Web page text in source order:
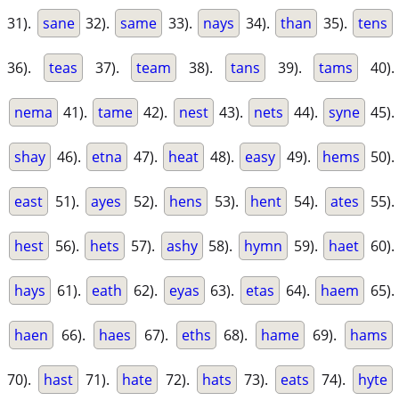
31). sane 32). same 33). nays 34). than 35). tens
36). teas 37). team 38). tans 39). tams 40).
nema 41). tame 42). nest 43). nets 44). syne 45).
shay 46). etna 47). heat 48). easy 49). hems 50).
east 51). ayes 52). hens 53). hent 54). ates 55).
hest 56). hets 57). ashy 58). hymn 59). haet 60).
hays 61). eath 62). eyas 63). etas 64). haem 65).
haen 66). haes 67). eths 68). hame 69). hams
70). hast 71). hate 72). hats 73). eats 74). hyte